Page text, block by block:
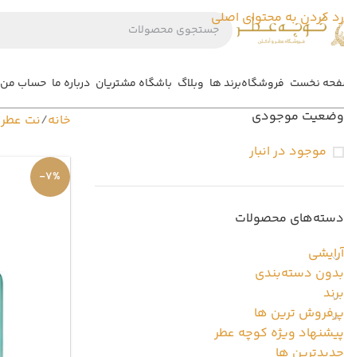
رد کردن به محتوای اصلی
نخست فروشگاهبرند ها وبلاگ باشگاه مشتریان درباره ما حساب من
وضعیت موجودی
موجود در انبار
دسته‌های محصولات
آرایشی
بدون دسته‌بندی
برند
پرفروش ترین ها
پیشنهاد ویژه کوچه عطر
خانه نت عطر
-7%